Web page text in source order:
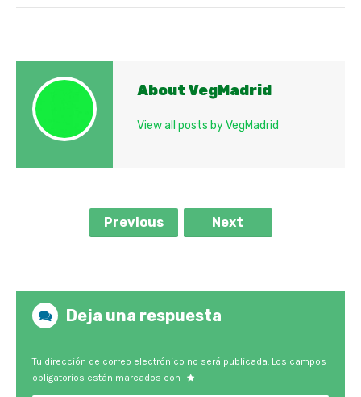
About VegMadrid
View all posts by VegMadrid
Previous Next
Deja una respuesta
Tu dirección de correo electrónico no será publicada. Los campos
obligatorios están marcados con